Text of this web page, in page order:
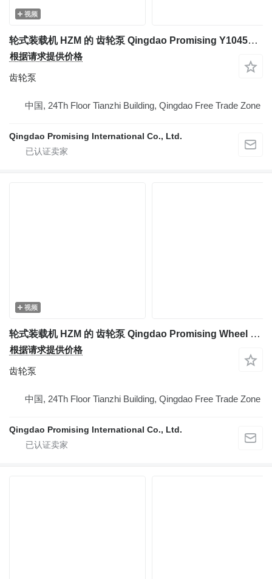
视频
轮式装载机 HZM 的 齿轮泵 Qingdao Promising Y1045L Replacement
根据请求提供价格
齿轮泵
中国, 24Th Floor Tianzhi Building, Qingdao Free Trade Zone
Qingdao Promising International Co., Ltd.
视频
轮式装载机 HZM 的 齿轮泵 Qingdao Promising Wheel Loader Hydraulic Pump YHP-1 12 OP
根据请求提供价格
齿轮泵
中国, 24Th Floor Tianzhi Building, Qingdao Free Trade Zone
Qingdao Promising International Co., Ltd.